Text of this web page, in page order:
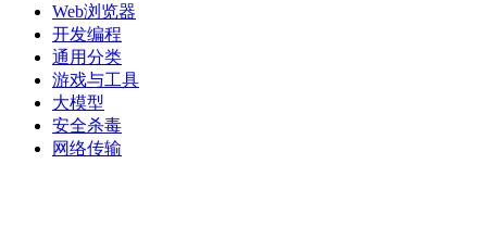
Web浏览器
开发编程
通用分类
游戏与工具
大模型
安全杀毒
网络传输